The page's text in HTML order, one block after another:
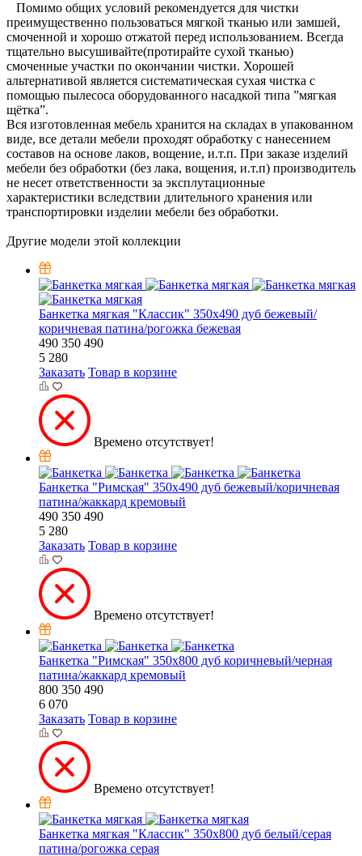
Помимо общих условий рекомендуется для чистки
преимущественно пользоваться мягкой тканью или замшей,
смоченной и хорошо отжатой перед использованием. Всегда
тщательно высушивайте(протирайте сухой тканью)
смоченные участки по окончании чистки. Хорошей
альтернативой является систематическая сухая чистка с
помощью пылесоса оборудованного насадкой типа ”мягкая
щётка”.
Вся изготовленная мебель хранится на складах в упакованном
виде, все детали мебели проходят обработку с нанесением
составов на основе лаков, вощение, и.т.п. При заказе изделий
мебели без обработки (без лака, вощения, и.т.п) производитель
не несет ответственности за эксплутационные
характеристики вследствии длительного хранения или
транспортировки изделии мебели без обработки.
Другие модели этой коллекции
Банкетка мягкая "Классик" 350х490 дуб бежевый/
коричневая патина/рогожка бежевая
490 350 490
5 280
Заказать Товар в корзине
Времено отсутствует!
Банкетка "Римская" 350х490 дуб бежевый/коричневая
патина/жаккард кремовый
490 350 490
5 280
Заказать Товар в корзине
Времено отсутствует!
Банкетка "Римская" 350х800 дуб коричневый/черная
патина/жаккард кремовый
800 350 490
6 070
Заказать Товар в корзине
Времено отсутствует!
Банкетка мягкая "Классик" 350х800 дуб белый/серая
патина/рогожка серая